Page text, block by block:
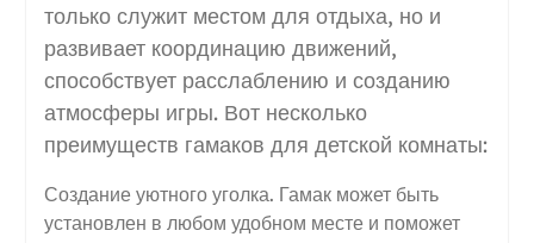
только служит местом для отдыха, но и
развивает координацию движений,
способствует расслаблению и созданию
атмосферы игры. Вот несколько
преимуществ гамаков для детской комнаты:
Создание уютного уголка. Гамак может быть
установлен в любом удобном месте и поможет